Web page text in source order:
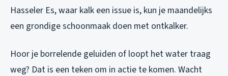
Hasseler Es, waar kalk een issue is, kun je maandelijks
een grondige schoonmaak doen met ontkalker.
Hoor je borrelende geluiden of loopt het water traag
weg? Dat is een teken om in actie te komen. Wacht